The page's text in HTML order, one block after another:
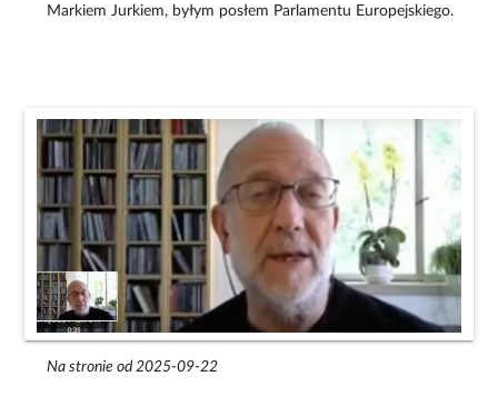
Markiem Jurkiem, byłym posłem Parlamentu Europejskiego.
Na stronie od 2025-09-22